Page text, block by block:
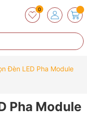
0
Đèn LED Pha Module
Pha Module